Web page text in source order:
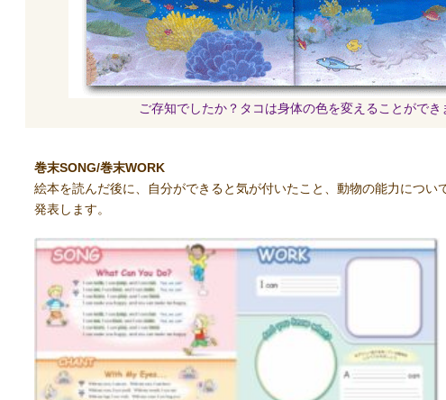
ご存知でしたか？タコは身体の色を変えることができ
巻末SONG/巻末WORK
絵本を読んだ後に、自分ができると気が付いたこと、動物の能力につい
発表します。